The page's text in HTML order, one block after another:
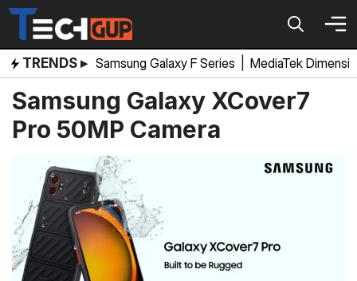
Skip
content
TRENDS ▸ Samsung Galaxy F Series MediaTek
Samsung Galaxy XCover7
Pro 50MP Camera